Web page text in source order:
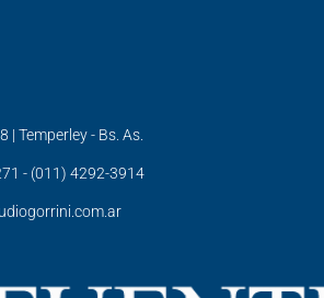
| Temperley - Bs. As.
- (011) 4292-3914